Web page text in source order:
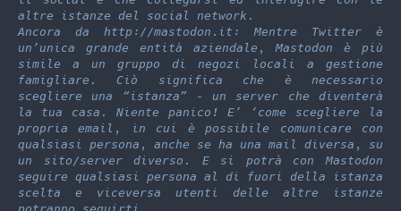
altre istanze del social network.
Ancora da http://mastodon.it: Mentre Twitter è
un’unica grande entità aziendale, Mastodon è più
simile a un gruppo di negozi locali a gestione
famigliare. Ciò significa che è necessario
scegliere una “istanza” – un server che diventerà
la tua casa. Niente panico! E’ ‘come scegliere la
propria email, in cui è possibile comunicare con
qualsiasi persona, anche se ha una mail diversa, su
un sito/server diverso. E si potrà con Mastodon
seguire qualsiasi persona al di fuori della istanza
scelta e viceversa utenti delle altre istanze